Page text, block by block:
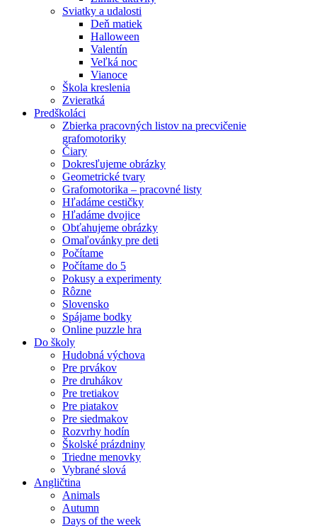
Sviatky a udalosti
Deň matiek
Halloween
Valentín
Veľká noc
Vianoce
Škola kreslenia
Zvieratká
Predškoláci
Zbierka pracovných listov na precvičenie
grafomotoriky
Čiary
Dokresľujeme obrázky
Geometrické tvary
Grafomotorika – pracovné listy
Hľadáme cestičky
Hľadáme dvojice
Obťahujeme obrázky
Omaľovánky pre deti
Počítame
Počítame do 5
Pokusy a experimenty
Rôzne
Slovensko
Spájame bodky
Online puzzle hra
Do školy
Hudobná výchova
Pre prvákov
Pre druhákov
Pre tretiakov
Pre piatakov
Pre siedmakov
Rozvrhy hodín
Školské prázdniny
Triedne menovky
Vybrané slová
Angličtina
Animals
Autumn
Days of the week